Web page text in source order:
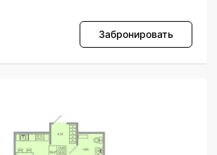
Забронировать